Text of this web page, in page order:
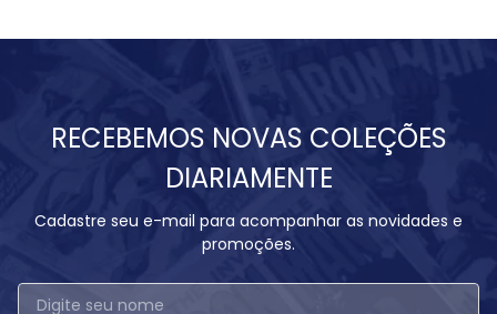
RECEBEMOS NOVAS COLEÇÕES
DIARIAMENTE
Cadastre seu e-mail para acompanhar as novidades e
promoções.